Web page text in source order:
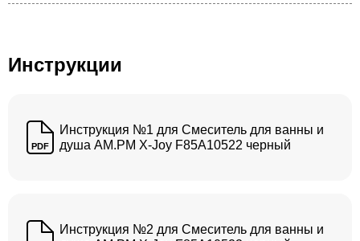
Инструкции
PDF
Инструкция №1 для Смеситель для ванны и
душа AM.PM X-Joy F85A10522 черный
Инструкция №2 для Смеситель для ванны и